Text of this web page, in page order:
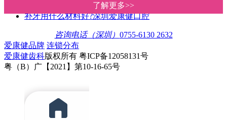
了解更多>>
了解更多>>
蛀牙治疗方法有哪些?深圳爱康健口
补牙用什么材料好?深圳爱康健口腔
咨询电话（深圳） 0755-6130 2632
爱康健品牌 连锁分布
爱康健齿科版权所有 粤ICP备12058131号
粤（B）广【2021】第10-16-65号